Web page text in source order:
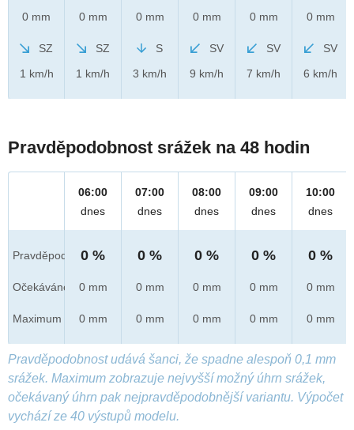
0 mm
SZ
1 km/h
0 mm
SZ
1 km/h
0 mm
S
3 km/h
0 mm
SV
9 km/h
0 mm
SV
7 km/h
0 mm
SV
6 km/h
Pravděpodobnost srážek na 48 hodin
Pravděpod.
Očekáváno
Maximum
06:00
dnes
0 %
0 mm
0 mm
07:00
dnes
0 %
0 mm
0 mm
08:00
dnes
0 %
0 mm
0 mm
09:00
dnes
0 %
0 mm
0 mm
10:00
dnes
0 %
0 mm
0 mm
Pravděpodobnost udává šanci, že spadne alespoň 0,1 mm
srážek. Maximum zobrazuje nejvyšší možný úhrn srážek,
očekávaný úhrn pak nejpravděpodobnější variantu. Výpočet
vychází ze 40 výstupů modelu.